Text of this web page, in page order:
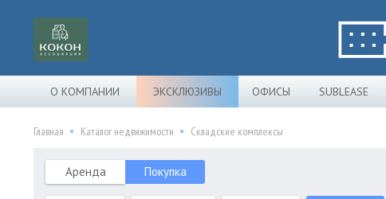
О КОМПАНИИ ЭКСКЛЮЗИВЫ ОФИСЫ SUBLEASE
Главная Каталог недвижимости Складские комплексы
Аренда Покупка